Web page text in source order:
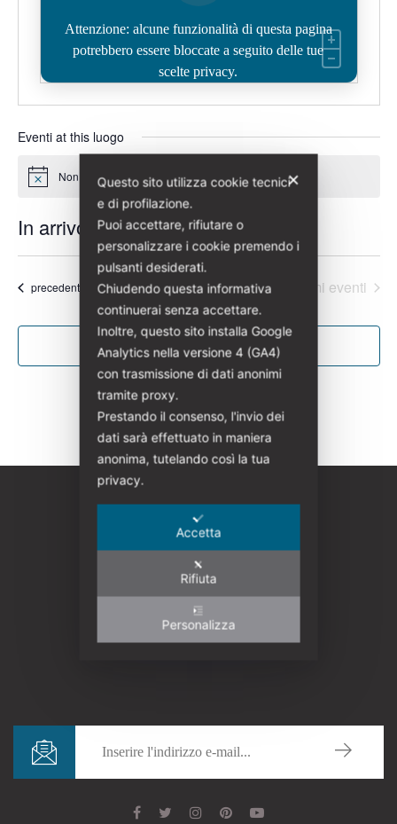
Attenzione: alcune funzionalità di questa pagina
potrebbero essere bloccate a seguito delle tue
scelte privacy.
Eventi at this luogo
Notice Non ci sono eventi previsti.
In arrivo
data.
Eventi
precedenti Oggi Prossimi eventi
Iscriviti al calendario
✕
Questo sito utilizza cookie tecnici
e di profilazione.
Puoi accettare, rifiutare o
personalizzare i cookie premendo i
pulsanti desiderati.
Chiudendo questa informativa
continuerai senza accettare.
Inoltre, questo sito installa Google
Analytics nella versione 4 (GA4)
con trasmissione di dati anonimi
tramite proxy.
Prestando il consenso, l'invio dei
dati sarà effettuato in maniera
anonima, tutelando così la tua
privacy.
Accetta
Rifiuta
Personalizza